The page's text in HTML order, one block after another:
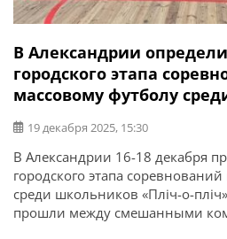
В Александрии
городского этапа
массовому футболу
19 декабря 2025, 15:30
В Александрии 16-18 декабря
городского этапа
среди школьников «Пліч-о-
прошли между смешанными